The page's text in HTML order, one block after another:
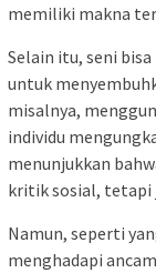
memiliki makna
Selain itu, seni
untuk
misalnya,
individu
menunjukkan
kritik sosial, tetapi
Namun, seperti
menghadapi